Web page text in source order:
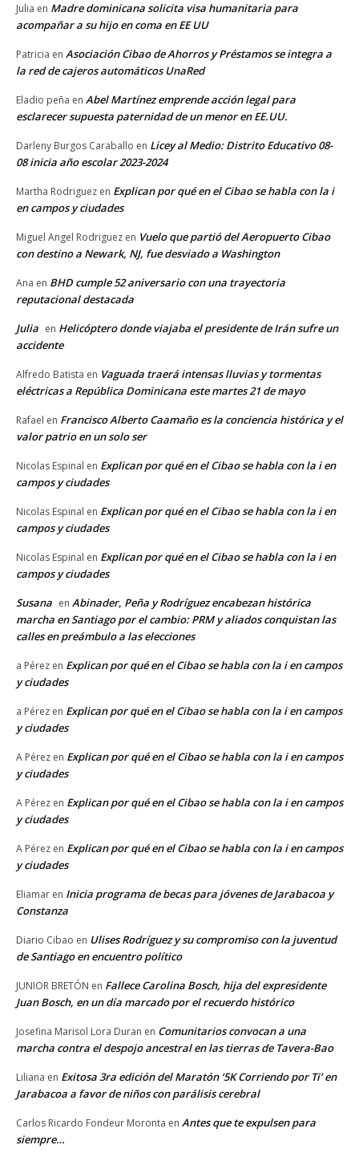
Julia en Madre dominicana solicita visa humanitaria para
acompañar a su hijo en coma en EE UU
Patricia en Asociación Cibao de Ahorros y Préstamos se integra a
la red de cajeros automáticos UnaRed
Eladio peña en Abel Martínez emprende acción legal para
esclarecer supuesta paternidad de un menor en EE.UU.
Darleny Burgos Caraballo en Licey al Medio: Distrito Educativo 08-
08 inicia año escolar 2023-2024
Martha Rodriguez en Explican por qué en el Cibao se habla con la i
en campos y ciudades
Miguel Angel Rodriguez en Vuelo que partió del Aeropuerto Cibao
con destino a Newark, NJ, fue desviado a Washington
Ana en BHD cumple 52 aniversario con una trayectoria
reputacional destacada
Julia en Helicóptero donde viajaba el presidente de Irán sufre un
accidente
Alfredo Batista en Vaguada traerá intensas lluvias y tormentas
eléctricas a República Dominicana este martes 21 de mayo
Rafael en Francisco Alberto Caamaño es la conciencia histórica y el
valor patrio en un solo ser
Nicolas Espinal en Explican por qué en el Cibao se habla con la i en
campos y ciudades
Nicolas Espinal en Explican por qué en el Cibao se habla con la i en
campos y ciudades
Nicolas Espinal en Explican por qué en el Cibao se habla con la i en
campos y ciudades
Susana en Abinader, Peña y Rodríguez encabezan histórica
marcha en Santiago por el cambio: PRM y aliados conquistan las
calles en preámbulo a las elecciones
a Pérez en Explican por qué en el Cibao se habla con la i en campos
y ciudades
a Pérez en Explican por qué en el Cibao se habla con la i en campos
y ciudades
A Pérez en Explican por qué en el Cibao se habla con la i en campos
y ciudades
A Pérez en Explican por qué en el Cibao se habla con la i en campos
y ciudades
A Pérez en Explican por qué en el Cibao se habla con la i en campos
y ciudades
Eliamar en Inicia programa de becas para jóvenes de Jarabacoa y
Constanza
Diario Cibao en Ulises Rodríguez y su compromiso con la juventud
de Santiago en encuentro político
JUNIOR BRETÓN en Fallece Carolina Bosch, hija del expresidente
Juan Bosch, en un día marcado por el recuerdo histórico
Josefina Marisol Lora Duran en Comunitarios convocan a una
marcha contra el despojo ancestral en las tierras de Tavera-Bao
Liliana en Exitosa 3ra edición del Maratón ‘5K Corriendo por Ti’ en
Jarabacoa a favor de niños con parálisis cerebral
Carlos Ricardo Fondeur Moronta en Antes que te expulsen para
siempre…